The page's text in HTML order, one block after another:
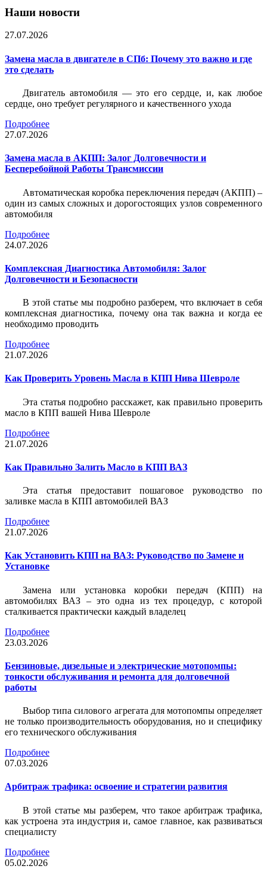
Наши новости
27.07.2026
Замена масла в двигателе в СПб: Почему это важно и где
это сделать
Двигатель автомобиля — это его сердце, и, как любое
сердце, оно требует регулярного и качественного ухода
Подробнее
27.07.2026
Замена масла в АКПП: Залог Долговечности и
Бесперебойной Работы Трансмиссии
Автоматическая коробка переключения передач (АКПП) –
один из самых сложных и дорогостоящих узлов современного
автомобиля
Подробнее
24.07.2026
Комплексная Диагностика Автомобиля: Залог
Долговечности и Безопасности
В этой статье мы подробно разберем, что включает в себя
комплексная диагностика, почему она так важна и когда ее
необходимо проводить
Подробнее
21.07.2026
Как Проверить Уровень Масла в КПП Нива Шевроле
Эта статья подробно расскажет, как правильно проверить
масло в КПП вашей Нива Шевроле
Подробнее
21.07.2026
Как Правильно Залить Масло в КПП ВАЗ
Эта статья предоставит пошаговое руководство по
заливке масла в КПП автомобилей ВАЗ
Подробнее
21.07.2026
Как Установить КПП на ВАЗ: Руководство по Замене и
Установке
Замена или установка коробки передач (КПП) на
автомобилях ВАЗ – это одна из тех процедур, с которой
сталкивается практически каждый владелец
Подробнее
23.03.2026
Бензиновые, дизельные и электрические мотопомпы:
тонкости обслуживания и ремонта для долговечной
работы
Выбор типа силового агрегата для мотопомпы определяет
не только производительность оборудования, но и специфику
его технического обслуживания
Подробнее
07.03.2026
Арбитраж трафика: освоение и стратегии развития
В этой статье мы разберем, что такое арбитраж трафика,
как устроена эта индустрия и, самое главное, как развиваться
специалисту
Подробнее
05.02.2026